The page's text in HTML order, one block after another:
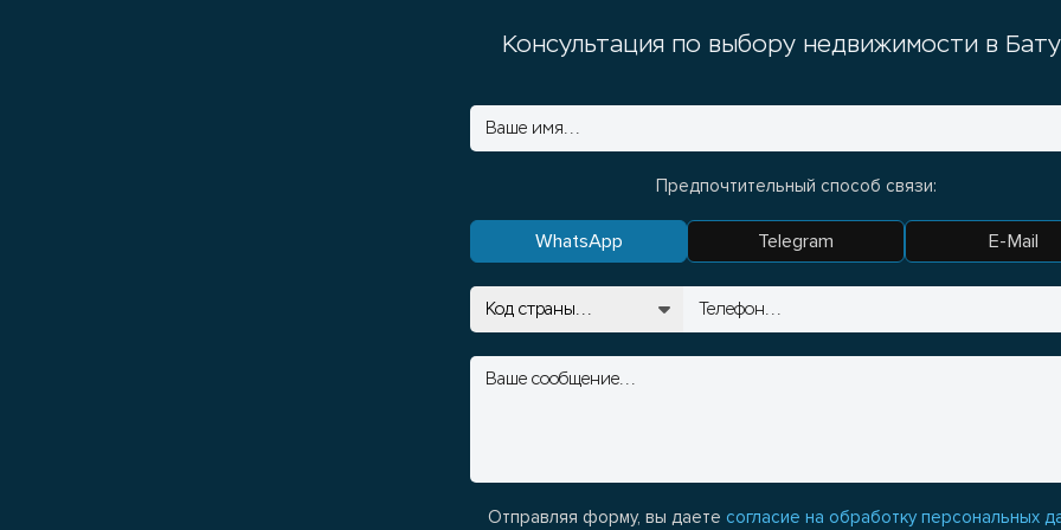
Консультация по выбору недвижимости в
Предпочтительный способ связи:
WhatsApp Telegram E-Mail
Отправляя форму, вы даете согласие на обработку персональных